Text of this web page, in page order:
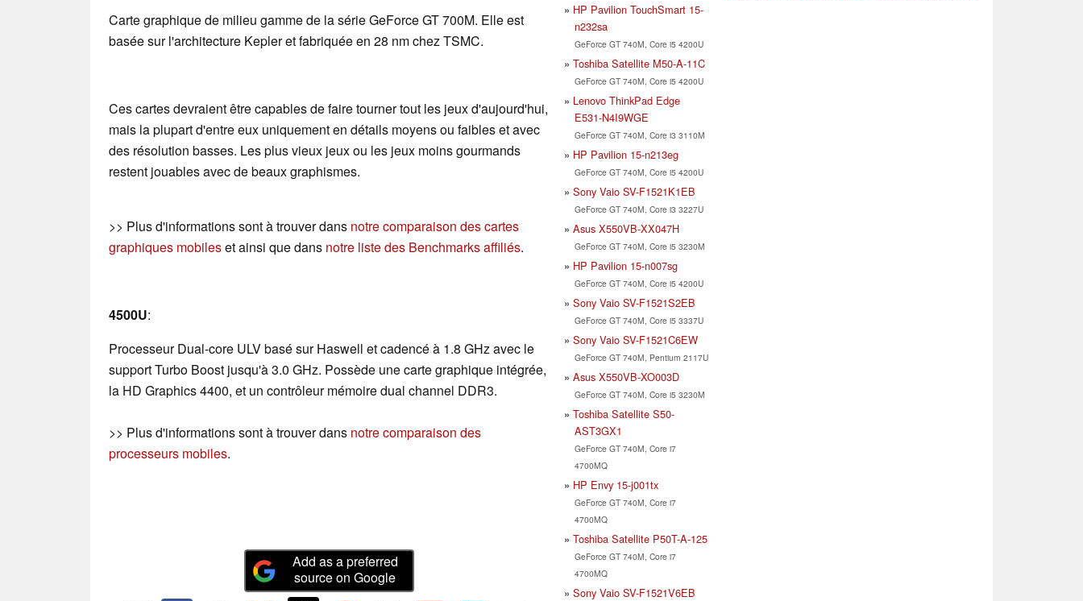
Carte graphique de milieu gamme de la série GeForce GT 700M. Elle est
basée sur l'architecture Kepler et fabriquée en 28 nm chez TSMC.
Ces cartes devraient être capables de faire tourner tout les jeux d'aujourd'hui,
mais la plupart d'entre eux uniquement en détails moyens ou faibles et avec
des résolution basses. Les plus vieux jeux ou les jeux moins gourmands
restent jouables avec de beaux graphismes.
>> Plus d'informations sont à trouver dans notre comparaison des cartes
graphiques mobileset ainsi que dans notre liste des Benchmarks affiliés.
4500U:
Processeur Dual-core ULV basé sur Haswell et cadencé à 1.8 GHz avec le
support Turbo Boost jusqu'à 3.0 GHz. Possède une carte graphique intégrée,
la HD Graphics 4400, et un contrôleur mémoire dual channel DDR3.
>> Plus d'informations sont à trouver dans notre comparaison des
processeurs mobiles.
Add as a preferred
source on Google
HP Pavilion TouchSmart 15-
n232sa
GeForce GT 740M, Core i5 4200U
Toshiba Satellite M50-A-11C
GeForce GT 740M, Core i5 4200U
Lenovo ThinkPad Edge
E531-N4I9WGE
GeForce GT 740M, Core i3 3110M
HP Pavilion 15-n213eg
GeForce GT 740M, Core i5 4200U
Sony Vaio SV-F1521K1EB
GeForce GT 740M, Core i3 3227U
Asus X550VB-XX047H
GeForce GT 740M, Core i5 3230M
HP Pavilion 15-n007sg
GeForce GT 740M, Core i5 4200U
Sony Vaio SV-F1521S2EB
GeForce GT 740M, Core i5 3337U
Sony Vaio SV-F1521C6EW
GeForce GT 740M, Pentium 2117U
Asus X550VB-XO003D
GeForce GT 740M, Core i5 3230M
Toshiba Satellite S50-
AST3GX1
GeForce GT 740M, Core i7
4700MQ
HP Envy 15-j001tx
GeForce GT 740M, Core i7
4700MQ
Toshiba Satellite P50T-A-125
GeForce GT 740M, Core i7
4700MQ
Sony Vaio SV-F1521V6EB